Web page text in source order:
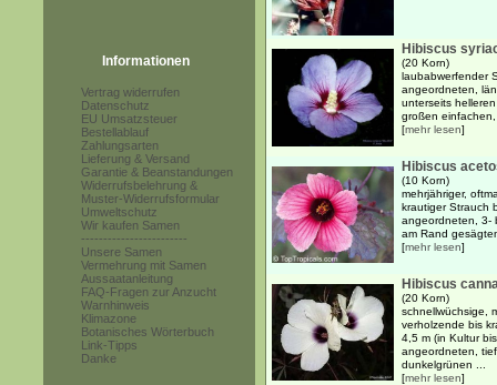
Informationen
Vertrag widerrufen
Datenschutz
EU Umsatzsteuer
Bestellablauf
Zahlungsarten
Lieferung & Versand
Garantie & Beanstandungen
Widerrufsbelehrung &
Muster-Widerrufsformular
Umweltschutz
Wir kaufen Samen
------------------------
Unsere Samen
Vermehrung mit Samen
Aussaatanleitung
FAQ-Fragen zur Anzucht
Warnhinweis
Klimazone
Botanisches Wörterbuch
Link-Tipps
Danke
Hibiscus
(20 Korn)
laubabwerfender
angeordneten,
unterseits
großen
[mehr lesen]
Hibiscus
(10 Korn)
mehrjähriger,
krautiger Strauch
angeordneten, 3-
am Rand
[mehr lesen]
Hibiscus
(20 Korn)
schnellwüchsige,
verholzende bis
4,5 m (in Kultur
angeordneten,
dunkelgrünen ...
[mehr lesen]